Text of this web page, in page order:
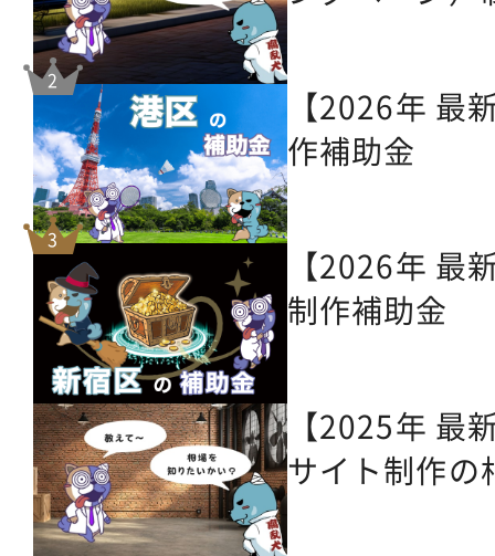
【2026年 最
作補助金
【2026年 最
制作補助金
【2025年 最
サイト制作の